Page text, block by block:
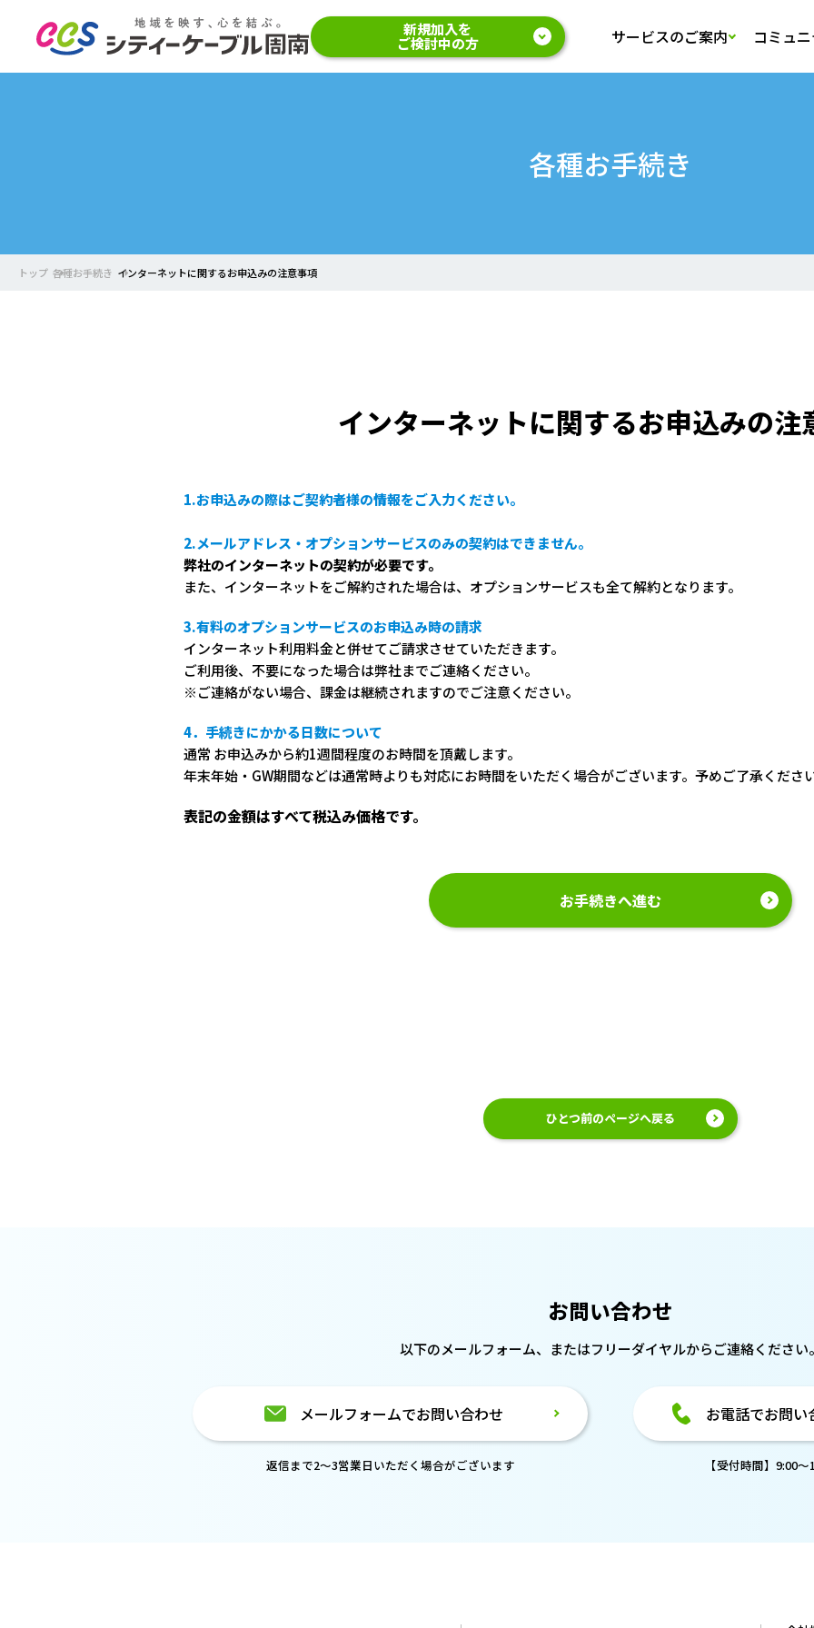
新規加入を
ご検討中の方 サービスのご案内 コミュ
各種お手続き
トップ 各種お手続き インターネットに関するお申込みの注意事項
インターネットに関するお申込みの注
1.お申込みの際はご契約者様の情報をご入力ください。
2.メールアドレス・オプションサービスのみの契約はできません。
弊社のインターネットの契約が必要です。
また、インターネットをご解約された場合は、オプションサービスも全て解約となります。
3.有料のオプションサービスのお申込み時の請求
インターネット利用料金と併せてご請求させていただきます。
ご利用後、不要になった場合は弊社までご連絡ください。
※ご連絡がない場合、課金は継続されますのでご注意ください。
4．手続きにかかる日数について
通常 お申込みから約1週間程度のお時間を頂戴します。
年末年始・GW期間などは通常時よりも対応にお時間をいただく場合がございます。予めご了承ください
表記の金額はすべて税込み価格です。
お手続きへ進む
ひとつ前のページへ戻る
お問い合わせ
以下のメールフォーム、またはフリーダイヤルからご連絡ください。
メールフォームでお問い合わせ
返信まで2～3営業日いただく場合がございます
お電話でお問い
【受付時間】9:00